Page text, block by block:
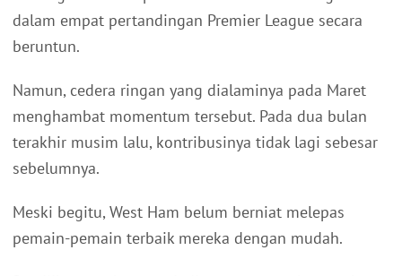
dalam empat pertandingan Premier League secara
beruntun.
Namun, cedera ringan yang dialaminya pada Maret
menghambat momentum tersebut. Pada dua bulan
terakhir musim lalu, kontribusinya tidak lagi sebesar
sebelumnya.
Meski begitu, West Ham belum berniat melepas
pemain-pemain terbaik mereka dengan mudah.